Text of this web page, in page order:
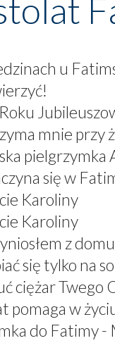
u
mnie przy
pielgrzymka
się w
Karoliny
Karoliny
z
się tylko na
ciężar Twego
pomaga w
do Fatimy -